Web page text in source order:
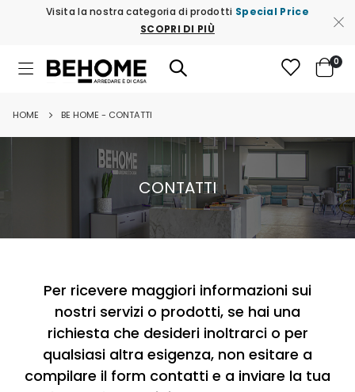
Visita la nostra categoria di prodotti Special Price
SCOPRI DI PIÙ
Toggle
Nav
Cart
0
HOME BE HOME - CONTATTI
CONTATTI
Per ricevere maggiori informazioni sui
nostri servizi o prodotti, se hai una
richiesta che desideri inoltrarci o per
qualsiasi altra esigenza, non esitare a
compilare il form contatti e a inviare la tua